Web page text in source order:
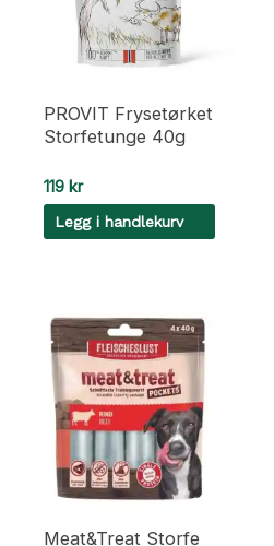
PROVIT Frysetørket
Storfetunge 40g
119 kr
Legg i handlekurv
Meat&Treat Storfe